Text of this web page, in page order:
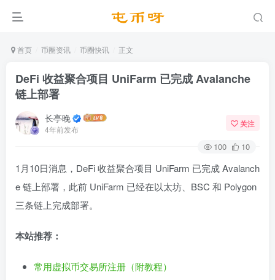
首页 币圈资讯 币圈快讯 正文
DeFi 收益聚合项目 UniFarm 已完成 Avalanche
链上部署
长亭晚
4年前发布
关注
100 10
1月10日消息，DeFi 收益聚合项目 UniFarm 已完成 Avalanch
e 链上部署，此前 UniFarm 已经在以太坊、BSC 和 Polygon
三条链上完成部署。
本站推荐：
常用虚拟币交易所注册（附教程）